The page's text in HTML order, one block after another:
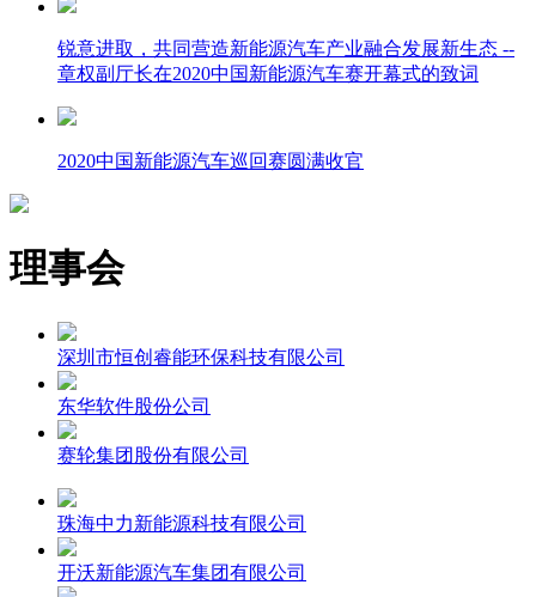
锐意进取，共同营造新能源汽车产业融合发展新生态 --
章权副厅长在2020中国新能源汽车赛开幕式的致词
2020中国新能源汽车巡回赛圆满收官
理事会
深圳市恒创睿能环保科技有限公司
东华软件股份公司
赛轮集团股份有限公司
珠海中力新能源科技有限公司
开沃新能源汽车集团有限公司